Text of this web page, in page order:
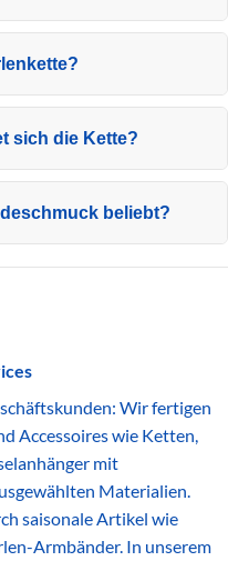
sich die Kette?
beliebt?
Wir fertigen
Accessoires wie Ketten,
mit
Materialien.
saisonale Artikel wie
Armbänder. In unserem